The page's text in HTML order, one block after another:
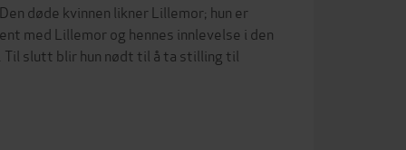
døde kvinnen likner Lillemor; hun er
med Lillemor og hennes innlevelse i den
Til slutt blir hun nødt til å ta stilling til